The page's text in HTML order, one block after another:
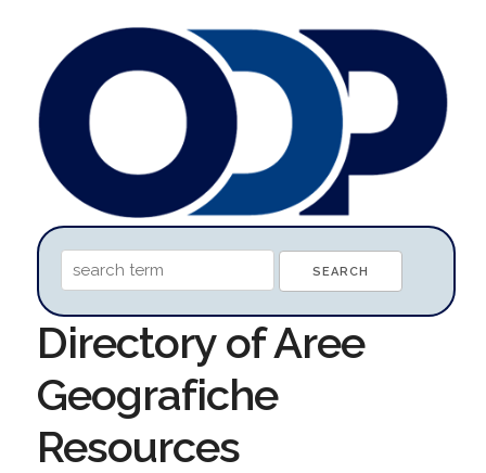
Directory of Aree
Geografiche
Resources